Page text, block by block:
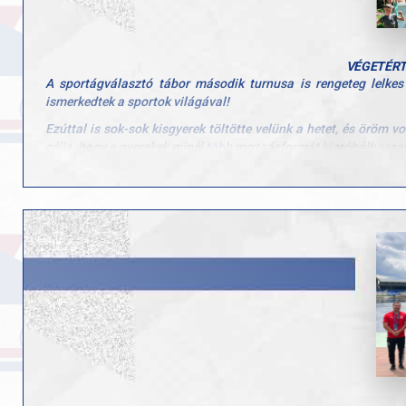
A sportágválasztó tábor második turnusa is rengeteg
ismerkedtek a sportok világával!
Ezúttal is sok-sok kisgyerek töltötte velünk a hetet, és öröm
célja, hogy a gyerekek minél több mozgásformát
a tábornak!